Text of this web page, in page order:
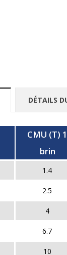
DÉTAILS
CMU (T) 1
brin
1.4
2.5
4
6.7
10